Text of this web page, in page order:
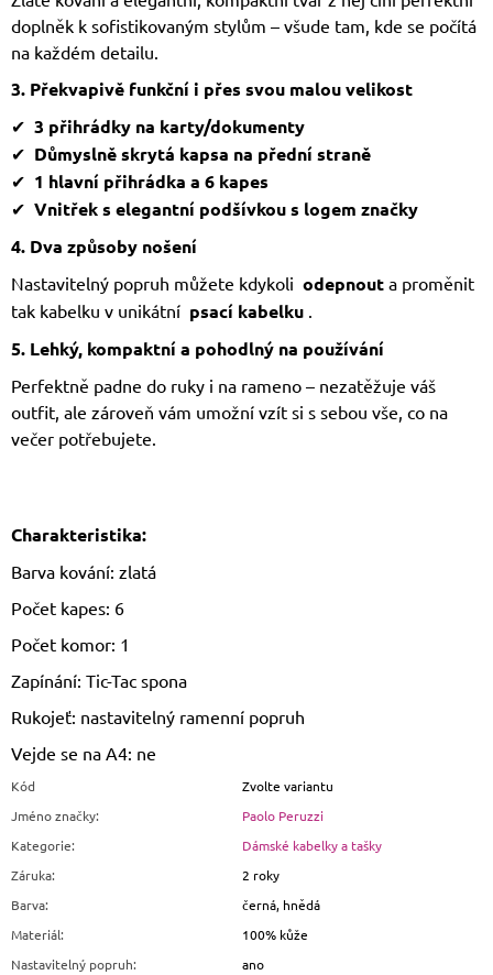
doplněk k sofistikovaným stylům – všude tam, kde se počítá
na každém detailu.
3. Překvapivě funkční i přes svou malou velikost
✔ 3 přihrádky na karty/dokumenty
✔ Důmyslně skrytá kapsa na přední straně
✔ 1 hlavní přihrádka a 6 kapes
✔ Vnitřek s elegantní podšívkou s logem značky
4. Dva způsoby nošení
Nastavitelný popruh můžete kdykoli odepnout a proměnit
tak kabelku v unikátní psací kabelku .
5. Lehký, kompaktní a pohodlný na používání
Perfektně padne do ruky i na rameno – nezatěžuje váš
outfit, ale zároveň vám umožní vzít si s sebou vše, co na
večer potřebujete.
Charakteristika:
Barva kování: zlatá
Počet kapes: 6
Počet komor: 1
Zapínání: Tic-Tac spona
Rukojeť: nastavitelný ramenní popruh
Vejde se na A4: ne
Kód
Zvolte variantu
Jméno značky:
Paolo Peruzzi
Kategorie:
Dámské kabelky a tašky
Záruka:
2 roky
Barva:
černá, hnědá
Materiál:
100% kůže
Nastavitelný popruh:
ano